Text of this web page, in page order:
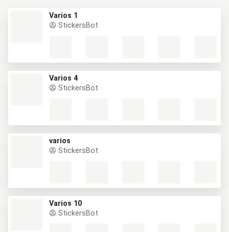
Varios 1
StickersBot
Varios 4
StickersBot
varios
StickersBot
Varios 10
StickersBot